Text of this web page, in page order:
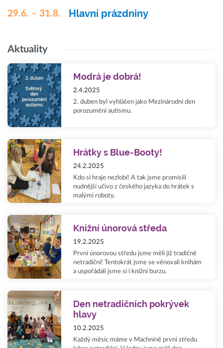
29.6. – 31.8. Hlavní prázdniny
Aktuality
Modrá je dobrá!
2.4.2025
2. duben byl vyhlášen jako Mezinárodní den
porozumění autismu.
Hrátky s Blue-Booty!
24.2.2025
Kdo si hraje nezlobí! A tak jsme promísili
nudnější učivo z českého jazyka do hrátek s
malými roboty.
Knižní únorová středa
19.2.2025
První únorovou středu jsme měli již tradičně
netradiční! Tentokrát jsme se věnovali knihám
a uspořádali jsme si i knižní burzu.
Den netradičních pokrývek
hlavy
10.2.2025
Každý měsíc máme v Machníně první středu